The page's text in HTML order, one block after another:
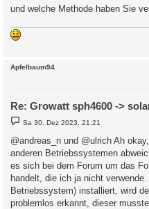
a
g
und welche Methode haben Sie
Apfelbaum94
Re: Growatt sph4600 ->
B
e
t
r
g
Sa 30. Dez 2023, 21:21
@andreas_n und @ulrich Ah
anderen Betriebssystemen
es sich bei dem Forum um das
handelt, die ich ja nicht
Betriebssystem) installiert, wird
problemlos erkannt, dieser